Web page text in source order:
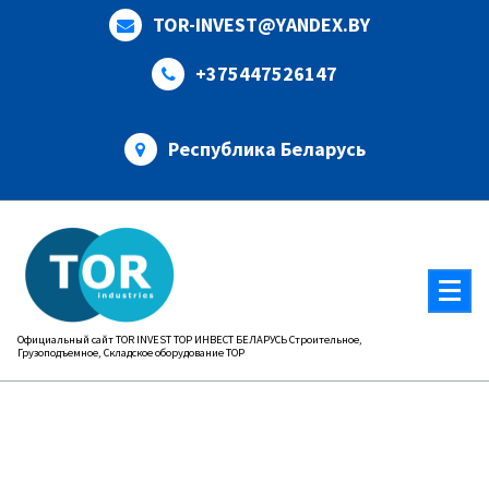
TOR-INVEST@YANDEX.BY
+375447526147
Республика Беларусь
Официальный сайт TOR INVEST ТОР ИНВЕСТ БЕЛАРУСЬ Строительное,
Грузоподъемное, Складское оборудование ТОР